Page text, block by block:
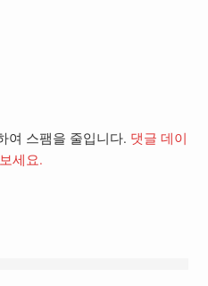
여 스팸을 줄입니다. 댓글 데이
세요.